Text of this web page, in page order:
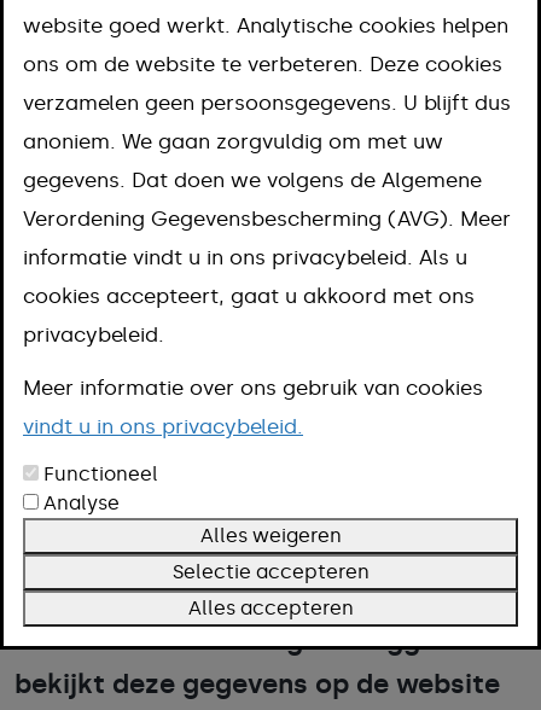
Kadastrale gegevens opvragen
Kadastrale
gegevens
opvragen
Omschrijving
Meer informatie
Het Kadaster houdt allerlei gegevens
bij van alle gebouwen en stukken
grond in Nederland. Bijvoorbeeld wie
de eigenaar is, waar de erfgrens ligt
en of er kabels in de grond liggen. U
bekijkt deze gegevens op de website
website goed werkt. Analytische cookies helpen
ons om de website te verbeteren. Deze cookies
verzamelen geen persoonsgegevens. U blijft dus
anoniem. We gaan zorgvuldig om met uw
gegevens. Dat doen we volgens de Algemene
Verordening Gegevensbescherming (AVG). Meer
informatie vindt u in ons privacybeleid. Als u
cookies accepteert, gaat u akkoord met ons
privacybeleid.
Meer informatie over ons gebruik van cookies
vindt u in ons privacybeleid.
Functioneel
Analyse
Alles weigeren
Selectie accepteren
Alles accepteren